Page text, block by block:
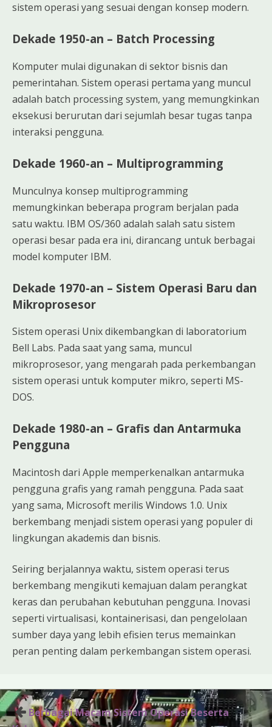
sistem operasi yang sesuai dengan konsep modern.
Dekade 1950-an – Batch Processing
Komputer mulai digunakan di sektor bisnis dan
pemerintahan. Sistem operasi pertama yang muncul
adalah batch processing system, yang memungkinkan
eksekusi berurutan dari sejumlah besar tugas tanpa
interaksi pengguna.
Dekade 1960-an – Multiprogramming
Munculnya konsep multiprogramming
memungkinkan beberapa program berjalan pada
satu waktu. IBM OS/360 adalah salah satu sistem
operasi besar pada era ini, dirancang untuk berbagai
model komputer IBM.
Dekade 1970-an – Sistem Operasi Baru dan
Mikroprosesor
Sistem operasi Unix dikembangkan di laboratorium
Bell Labs. Pada saat yang sama, muncul
mikroprosesor, yang mengarah pada perkembangan
sistem operasi untuk komputer mikro, seperti MS-
DOS.
Dekade 1980-an – Grafis dan Antarmuka
Pengguna
Macintosh dari Apple memperkenalkan antarmuka
pengguna grafis yang ramah pengguna. Pada saat
yang sama, Microsoft merilis Windows 1.0. Unix
berkembang menjadi sistem operasi yang populer di
lingkungan akademis dan bisnis.
Seiring berjalannya waktu, sistem operasi terus
berkembang mengikuti kemajuan dalam perangkat
keras dan perubahan kebutuhan pengguna. Inovasi
seperti virtualisasi, kontainerisasi, dan pengelolaan
sumber daya yang lebih efisien terus memainkan
peran penting dalam perkembangan sistem operasi.
PostBerbagai Macam Sistem Operasi Beserta